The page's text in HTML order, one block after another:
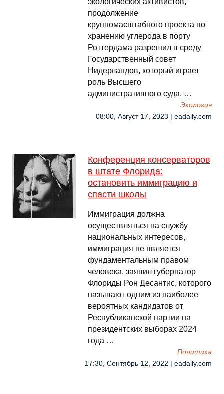
экологических активистов,
продолжение
крупномасштабного проекта по
хранению углерода в порту
Роттердама разрешил в среду
Государственный совет
Нидерландов, который играет
роль Высшего
административного суда. …
Экология
08:00, Август 17, 2023 | eadaily.com
Конференция консерваторов
в штате Флорида:
остановить иммиграцию и
спасти школы
Иммиграция должна
осуществляться на службу
национальных интересов,
иммиграция не является
фундаментальным правом
человека, заявил губернатор
Флориды Рон Десантис, которого
называют одним из наиболее
вероятных кандидатов от
Республиканской партии на
президентских выборах 2024
года …
Политика
17:30, Сентябрь 12, 2022 | eadaily.com